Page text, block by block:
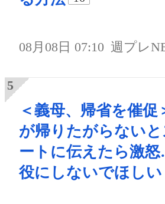
08月08日 07:10 週プレ
＜義母、帰省を催促
が帰りたがらない
ートに伝えたら激
役にしないでほしい